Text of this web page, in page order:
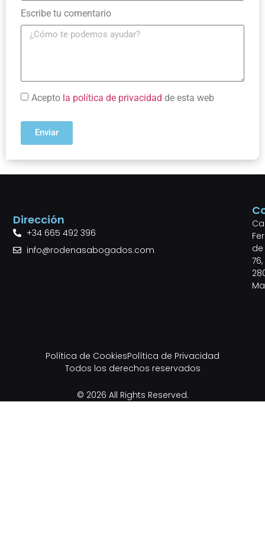
Escribe tu comentario
Acepto la política de privacidad de esta web
Enviar
de
76,
Dirección
+34 665 492 396
info@rodenasabogados.com
Política de CookiesPolítica de Privacidad
Todos los derechos reservados
© 2026 All Rights Reserved.